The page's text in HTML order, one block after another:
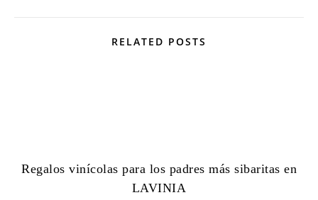
RELATED POSTS
Regalos vinícolas para los padres más sibaritas en
LAVINIA